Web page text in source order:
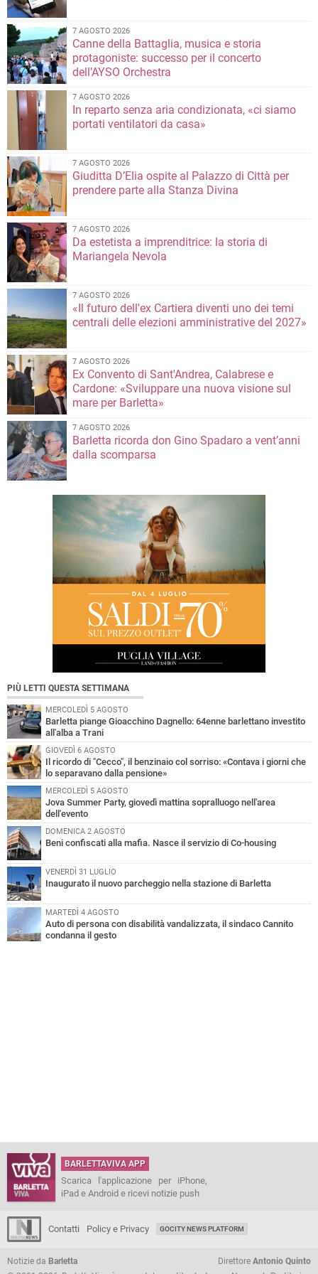
7 AGOSTO 2026
Canne della Battaglia, musica e storia
protagoniste: successo per il concerto
dell’AYSO Orchestra
7 AGOSTO 2026
In reparto senza aria condizionata, «ci siamo
portati ventilatori da casa»
7 AGOSTO 2026
Giuditta D’Elia ospite al Palazzo di Città per
prendere parte alla Stanza Divina
7 AGOSTO 2026
Da estetista a imprenditrice: la storia di
Mariangela Nevola
7 AGOSTO 2026
«Il futuro dell'ex Cartiera diventi uno dei temi
centrali delle elezioni amministrative del 2027»
7 AGOSTO 2026
Ex Convento di Sant'Andrea, Calabrese e
Cardone: «Sviluppare una nuova visione sul
mare per Barletta»
7 AGOSTO 2026
Barletta ricorda don Gino Spadaro a vent’anni
dalla scomparsa
PIÙ LETTI QUESTA SETTIMANA
MERCOLEDÌ 5 AGOSTO
Barletta piange Gioacchino Dagnello: 64enne barlettano investito
all'alba a Trani
GIOVEDÌ 6 AGOSTO
Il ricordo di "Cecco", il benzinaio col sorriso: «Contava i giorni che
lo separavano dalla pensione»
MERCOLEDÌ 5 AGOSTO
Jova Summer Party, giovedì mattina sopralluogo nell'area
dell'evento
DOMENICA 2 AGOSTO
Beni confiscati alla mafia. Nasce il servizio di Co-housing
VENERDÌ 31 LUGLIO
Inaugurato il nuovo parcheggio nella stazione di Barletta
MARTEDÌ 4 AGOSTO
Auto di persona con disabilità vandalizzata, il sindaco Cannito
condanna il gesto
BARLETTAVIVA APP
Scarica l'applicazione per iPhone,
iPad e Android e ricevi notizie push
Contatti Policy e Privacy GOCITY NEWS PLATFORM
Notizie da Barletta Direttore Antonio Quinto